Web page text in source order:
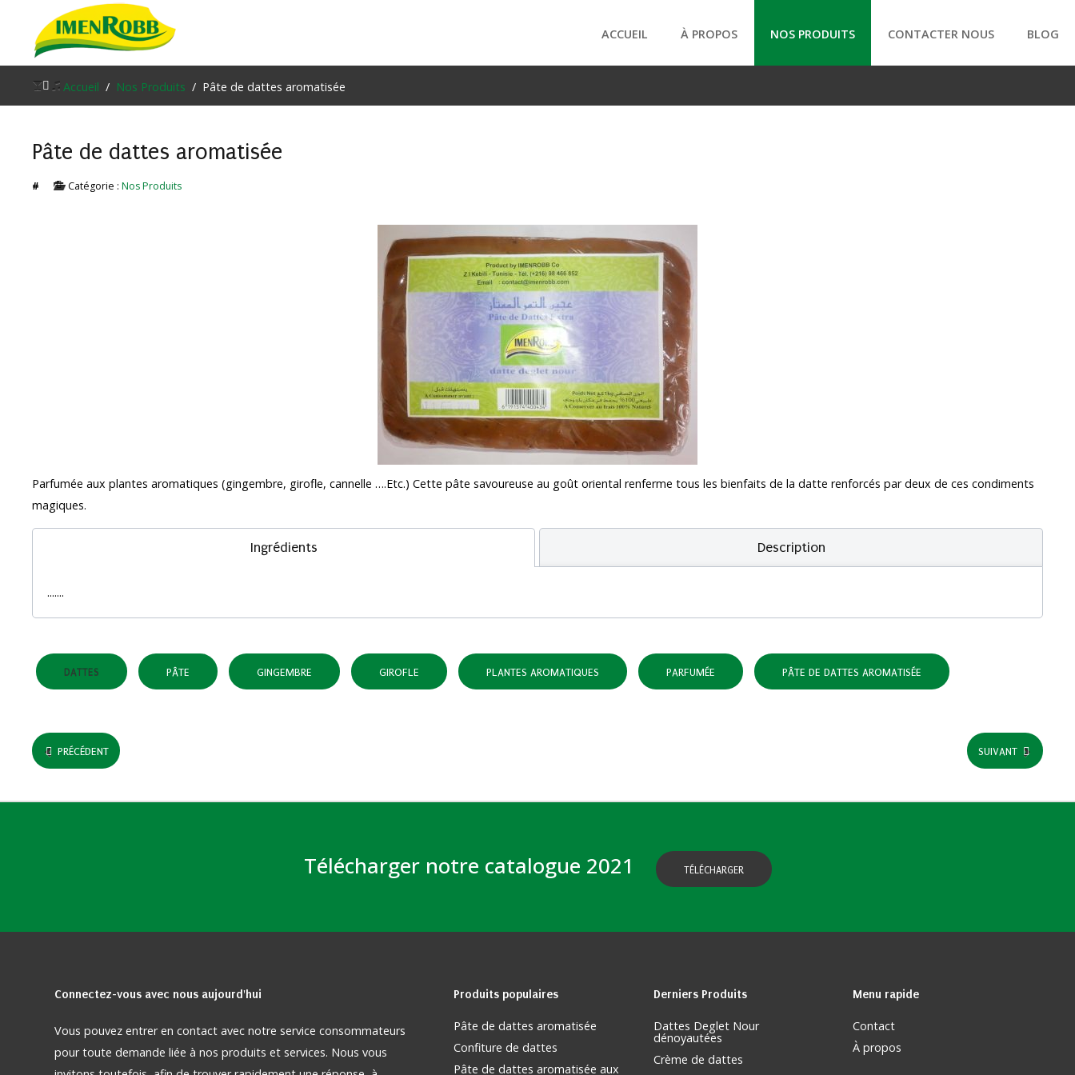
Accueil
Nos Produits
Contacter Nous
ACCUEIL À PROPOS NOS PRODUITS CONTACTER NOUS BLOG
Accueil Nos Produits Pâte de dattes aromatisée
Pâte de dattes aromatisée
# Catégorie : Nos Produits
Parfumée aux plantes aromatiques (gingembre, girofle, cannelle ….Etc.) Cette pâte savoureuse au goût oriental renferme tous les bienfaits de la datte renforcés par deux de ces condiments
magiques.
Ingrédients Description
.......
DATTES PÂTE GINGEMBRE GIROFLE PLANTES AROMATIQUES PARFUMÉE PÂTE DE DATTES AROMATISÉE
PRÉCÉDENT SUIVANT
Télécharger notre catalogue 2021 TÉLÉCHARGER
Connectez-vous avec nous aujourd'hui
Vous pouvez entrer en contact avec notre service consommateurs
pour toute demande liée à nos produits et services. Nous vous
Produits populaires
Pâte de dattes aromatisée
Confiture de dattes
Pâte de dattes aromatisée aux
Derniers Produits
Dattes Deglet Nour
dénoyautées
Crème de dattes
Menu rapide
Contact
À propos